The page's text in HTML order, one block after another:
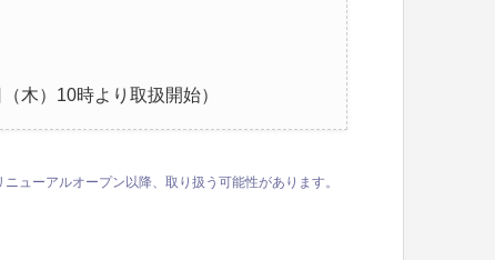
木）10時より取扱開始）
ューアルオープン以降、取り扱う可能性があります。